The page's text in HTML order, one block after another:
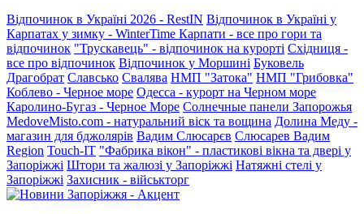
Відпочинок в Україні 2026 - RestIN Відпочинок в Україні у
Карпатах у зимку - WinterTime Карпати - все про гори та
відпочинок "Трускавець" - відпочинок на курорті Східниця -
все про відпочинок Відпочинок у Моршині Буковель
Драгобрат Славсько Свалява НМП "Затока" НМП "Грибовка"
Коблево - Черное море Одесса - курорт на Черном море
Каролино-Бугаз - Черное Море Солнечные панели Запорожья
MedoveMisto.com - натуральний віск та вощина Долина Меду -
магазин для бджолярів Вадим Слюсарєв Слюсарев Вадим
Region Touch-IT "Фабрика вікон" - пластикові вікна та двері у
Запоріжжі Штори та жалюзі у Запоріжжі Натяжні стелі у
Запоріжжі Захисник - військторг